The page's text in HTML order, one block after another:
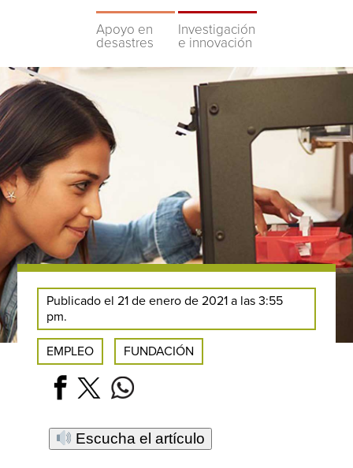
Apoyo en
desastres
Investigación
e innovación
Publicado el 21 de enero de 2021 a las 3:55
pm.
EMPLEO FUNDACIÓN
Escucha el artículo